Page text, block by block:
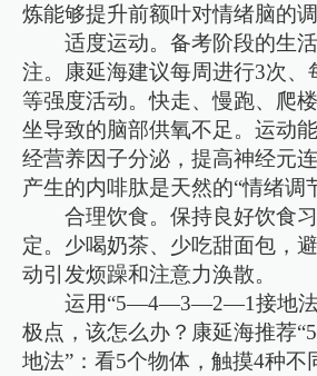
炼能够提升前额叶对情绪脑的调
适度运动。备考阶段的生
注。康延海建议每周进行3次、
等强度活动。快走、慢跑、爬
坐导致的脑部供氧不足。运动
经营养因子分泌，提高神经元
产生的内啡肽是天然的“情绪调
合理饮食。保持良好饮食
定。少喝奶茶、少吃甜面包，
动引发烦躁和注意力涣散。
运用“5—4—3—2—1接地法
极点，该怎么办？康延海推
地法”：看5个物体，触摸4种不